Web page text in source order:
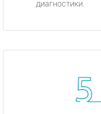
диагностики.